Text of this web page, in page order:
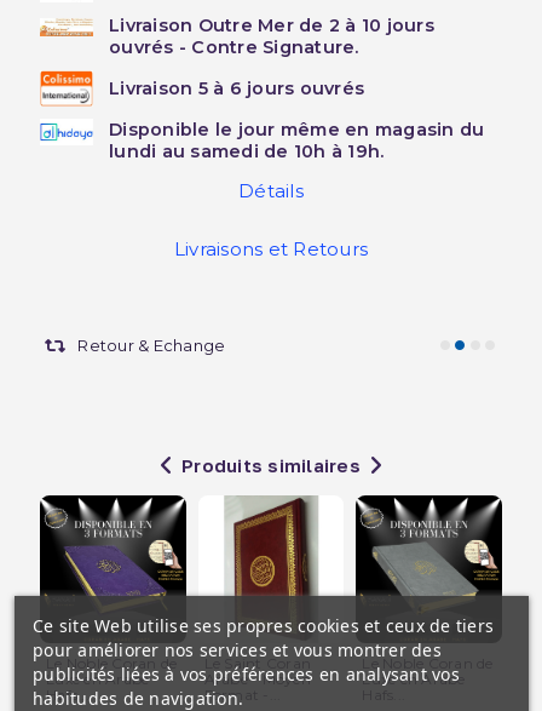
Livraison Outre Mer de 2 à 10 jours
ouvrés - Contre Signature.
Livraison 5 à 6 jours ouvrés
Disponible le jour même en magasin du
lundi au samedi de 10h à 19h.
Détails
Livraisons et Retours
Retour & Echange
Produits similaires
Le Noble Coran de
Luxe en Arabe
Hafs...
Le Saint Coran
Arabe - Moyen
Format -...
Le Noble Coran de
Luxe en Arabe
Ce site Web utilise ses propres cookies et ceux de tiers
pour améliorer nos services et vous montrer des
publicités liées à vos préférences en analysant vos
habitudes de navigation.